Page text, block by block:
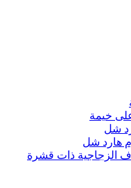
خيمة
هارد شل
الزجاجية ذات قشرة